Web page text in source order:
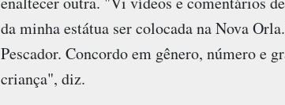
da minha estátua ser colocada na Nova
Pescador. Concordo em gênero, número e
criança", diz.